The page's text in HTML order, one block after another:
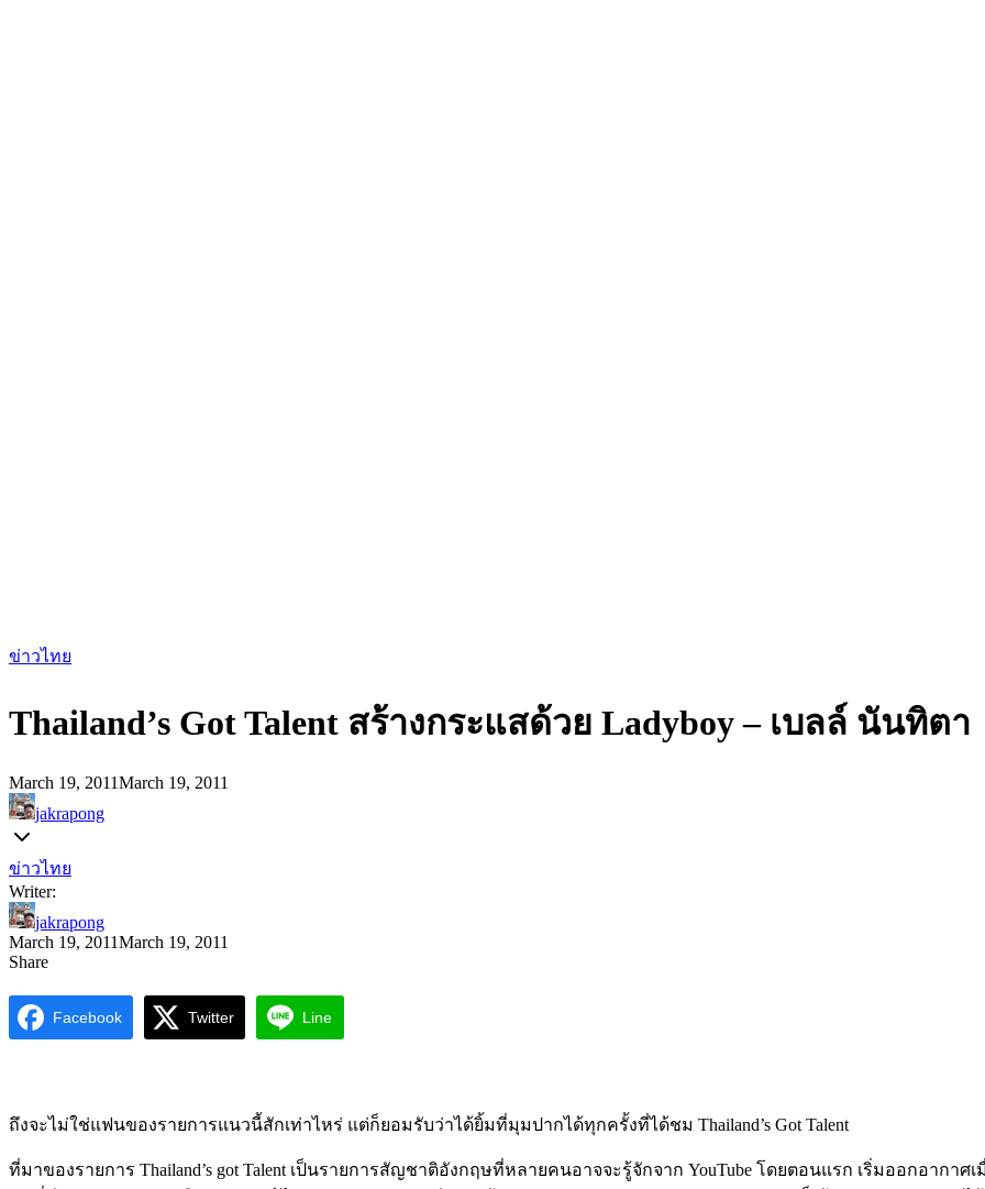
ข่าวไทย
Thailand’s Got Talent สร้างกระแสด้วย Ladyboy – เบลล์ นันทิตา
March 19, 2011March 19, 2011
jakrapong
ข่าวไทย
Writer:
jakrapong
March 19, 2011March 19, 2011
Share
Facebook Twitter Line
ถึงจะไม่ใช่แฟนของรายการแนวนี้สักเท่าไหร่ แต่ก็ยอมรับว่าได้ยิ้มที่มุมปากได้ทุกครั้งที่ได้ชม Thailand’s Got Talent
ที่มาของรายการ Thailand’s got Talent เป็นรายการสัญชาติอังกฤษที่หลายคนอาจจะรู้จักจาก YouTube โดยตอนแรก เริ่มออกอากาศ